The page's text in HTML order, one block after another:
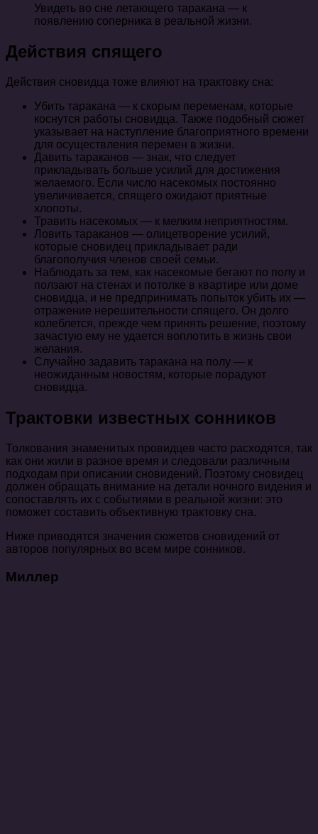
Увидеть во сне летающего таракана — к
появлению соперника в реальной жизни.
Действия спящего
Действия сновидца тоже влияют на трактовку сна:
Убить таракана — к скорым переменам, которые
коснутся работы сновидца. Также подобный сюжет
указывает на наступление благоприятного времени
для осуществления перемен в жизни.
Давить тараканов — знак, что следует
прикладывать больше усилий для достижения
желаемого. Если число насекомых постоянно
увеличивается, спящего ожидают приятные
хлопоты.
Травить насекомых — к мелким неприятностям.
Ловить тараканов — олицетворение усилий,
которые сновидец прикладывает ради
благополучия членов своей семьи.
Наблюдать за тем, как насекомые бегают по полу и
ползают на стенах и потолке в квартире или доме
сновидца, и не предпринимать попыток убить их —
отражение нерешительности спящего. Он долго
колеблется, прежде чем принять решение, поэтому
зачастую ему не удается воплотить в жизнь свои
желания.
Случайно задавить таракана на полу — к
неожиданным новостям, которые порадуют
сновидца.
Трактовки известных сонников
Толкования знаменитых провидцев часто расходятся, так
как они жили в разное время и следовали различным
подходам при описании сновидений. Поэтому сновидец
должен обращать внимание на детали ночного видения и
сопоставлять их с событиями в реальной жизни: это
поможет составить объективную трактовку сна.
Ниже приводятся значения сюжетов сновидений от
авторов популярных во всем мире сонников.
Миллер